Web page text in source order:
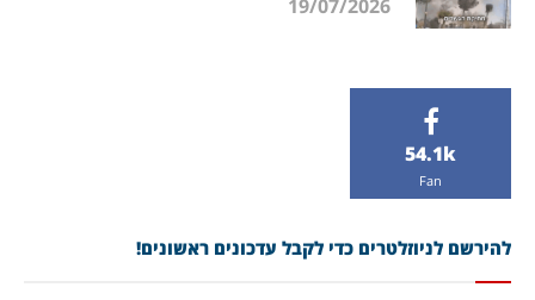
54.1k
Fan
להירשם לניוזלטרים כדי לקבל עדכונים ראשונים!